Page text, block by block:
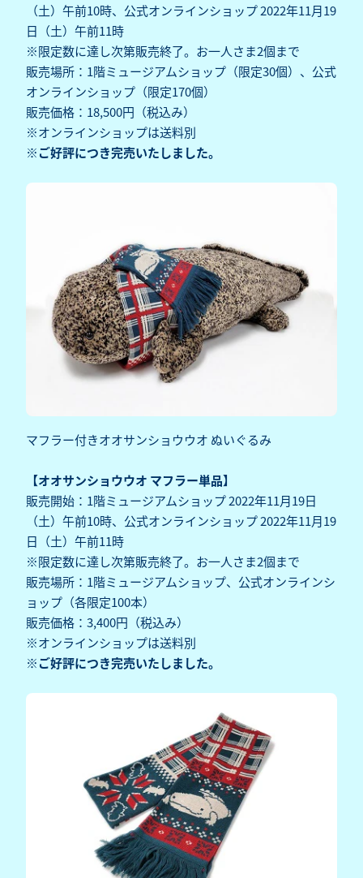
（土）午前10時、公式オンラインショップ 2022年11月19
日（土）午前11時
※限定数に達し次第販売終了。お一人さま2個まで
販売場所：1階ミュージアムショップ（限定30個）、公式
オンラインショップ（限定170個）
販売価格：18,500円（税込み）
※オンラインショップは送料別
※ご好評につき完売いたしました。
マフラー付きオオサンショウウオ ぬいぐるみ
【オオサンショウウオ マフラー単品】
販売開始：1階ミュージアムショップ 2022年11月19日
（土）午前10時、公式オンラインショップ 2022年11月19
日（土）午前11時
※限定数に達し次第販売終了。お一人さま2個まで
販売場所：1階ミュージアムショップ、公式オンラインシ
ョップ（各限定100本）
販売価格：3,400円（税込み）
※オンラインショップは送料別
※ご好評につき完売いたしました。